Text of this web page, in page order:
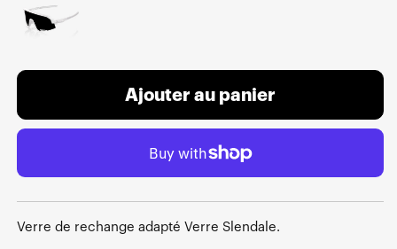
Ajouter au panier
Verre de rechange adapté Verre Slendale.